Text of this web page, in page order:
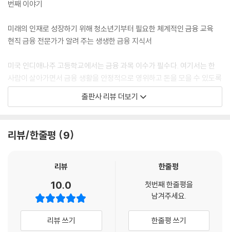
번째 이야기
미래의 인재로 성장하기 위해 청소년기부터 필요한 체계적인 금융 교육
현직 금융 전문가가 알려 주는 생생한 금융 지식서
미국 인디애나주 고등학교에서는 금융 과목 이수가 필수다. 여기서는 한
사람이 살아가면서 금융 생활을 안정적으로 영위하고 돈을 모을 수 있도록
통장 개설부터 저축, 투자하는 방법까지 체계적으로 가르친다. 이처럼 미
국을 비롯해 영국도 금융 교육이 곧 평생 교육이라 생각해 금융 과목을 개
개념 습득에서 끝나는 것이 아닌 향후 사회생활을 하며 마주칠 다양한 상
들을 위한 장기적이고 체계적인 금융 교육이 절실히 필요한 시점이다.
8년 전 《민준이와 서연이의 금융경시대회》로 청소년 금융 소설이라는 장
르를 열었던 권오상 작가가 이번에는 후속작인 《열다섯 글로벌 경제학교》
로 청소년들에게 기초 금융에 이어 심화 금융을 가르쳐 주기 위해 찾아왔
다. 권오상 작가는 서울대를 졸업, 금융계를 이끌어 가는 현직 금융 전문가
출판사 리뷰 더보기
리뷰/한줄평 9
리뷰
10.0
리뷰 쓰기
한줄평
첫번째 한줄평을
남겨주세요.
한줄평 쓰기